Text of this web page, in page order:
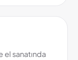
el sanatında